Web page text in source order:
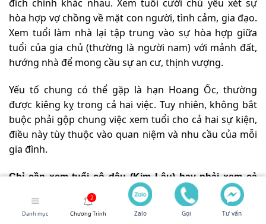
đích chính khác nhau. Xem tuổi cưới chủ yếu xét sự
hòa hợp vợ chồng về mặt con người, tình cảm, gia đạo.
Xem tuổi làm nhà lại tập trung vào sự hòa hợp giữa
tuổi của gia chủ (thường là người nam) với mảnh đất,
hướng nhà để mong cầu sự an cư, thịnh vượng.
Yếu tố chung có thể gặp là hạn Hoang Ốc, thường
được kiêng kỵ trong cả hai việc. Tuy nhiên, không bắt
buộc phải gộp chung việc xem tuổi cho cả hai sự kiện,
điều này tùy thuộc vào quan niệm và nhu cầu của mỗi
gia đình.
Chỉ cần xem tuổi cô dâu (Kim Lâu) hay phải xem cả
Cần phải xem tuổi của cả cô dâu và chú rể. Việc xem xét
Danh mục Chương Trình Zalo Gọi Tư vấn